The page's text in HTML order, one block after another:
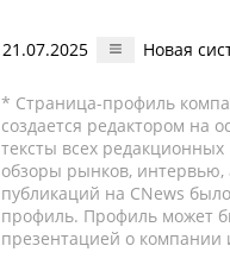
21.07.2025 Новая
* Страница-профиль
создается редактором на
тексты всех редакционных
обзоры рынков, интервью,
публикаций на CNews
профиль. Профиль может
презентацией о компании